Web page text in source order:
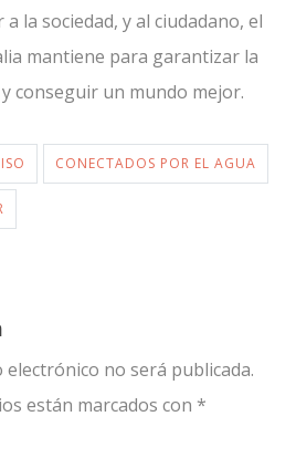
la sociedad, y al ciudadano, el
mantiene para garantizar la
conseguir un mundo mejor.
CONECTADOS POR EL AGUA
no será publicada.
están marcados con *